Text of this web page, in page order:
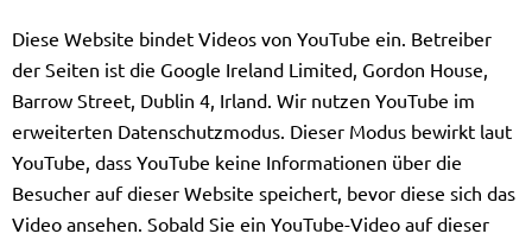
Diese Website bindet Videos von YouTube ein. Betreiber
der Seiten ist die Google Ireland Limited, Gordon House,
Barrow Street, Dublin 4, Irland. Wir nutzen YouTube im
erweiterten Datenschutzmodus. Dieser Modus bewirkt laut
YouTube, dass YouTube keine Informationen über die
Besucher auf dieser Website speichert, bevor diese sich das
Video ansehen. Sobald Sie ein YouTube-Video auf dieser